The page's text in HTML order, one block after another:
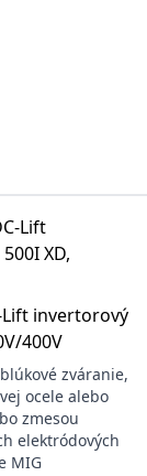
Lift invertorový
400V
zváranie,
ocele alebo
zmesou
elektródových
MIG